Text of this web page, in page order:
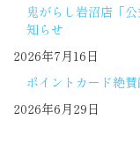
鬼がらし岩沼店「
知らせ
2026年7月16日
ポイントカード絶
2026年6月29日